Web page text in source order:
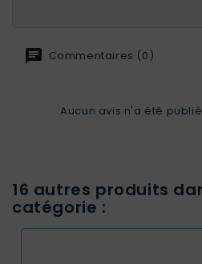
Commentaires (0)
Aucun avis n'a été
16 autres produits
catégorie :